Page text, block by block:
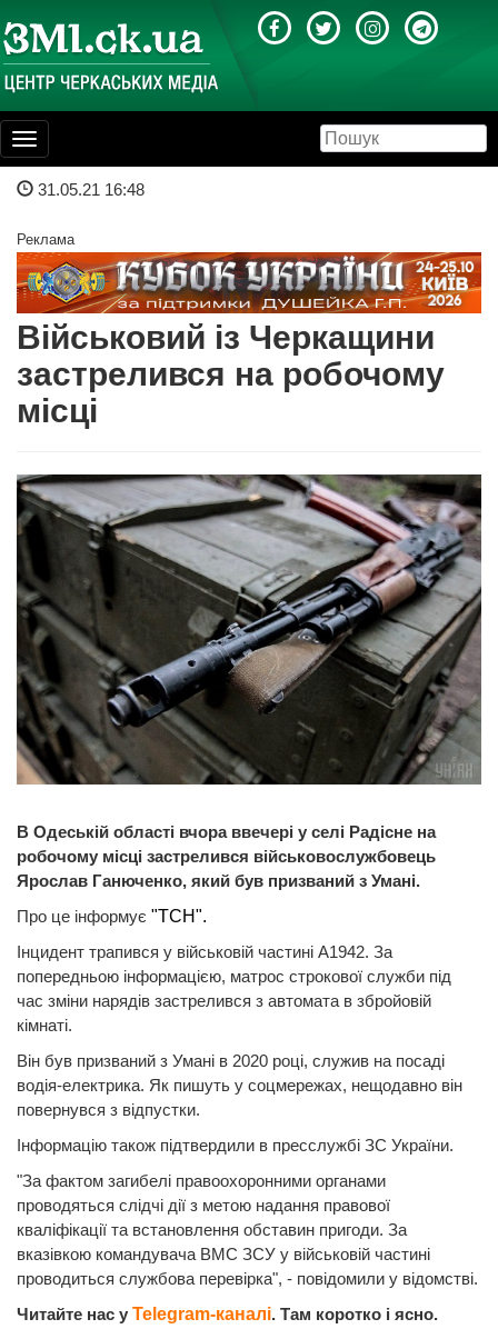
Toggle
navigation
31.05.21 16:48
Реклама
Військовий із Черкащини
застрелився на робочому
місці
В Одеській області вчора ввечері у селі Радісне на
робочому місці застрелився військовослужбовець
Ярослав Ганюченко, який був призваний з Умані.
Про це інформує "ТСН".
Інцидент трапився у військовій частині А1942. За
попередньою інформацією, матрос строкової служби під
час зміни нарядів застрелився з автомата в збройовій
кімнаті.
Він був призваний з Умані в 2020 році, служив на посаді
водія-електрика. Як пишуть у соцмережах, нещодавно він
повернувся з відпустки.
Інформацію також підтвердили в пресслужбі ЗС України.
"За фактом загибелі правоохоронними органами
проводяться слідчі дії з метою надання правової
кваліфікації та встановлення обставин пригоди. За
вказівкою командувача ВМС ЗСУ у військовій частині
проводиться службова перевірка", - повідомили у відомстві.
Читайте нас у Telegram-каналі. Там коротко і ясно.